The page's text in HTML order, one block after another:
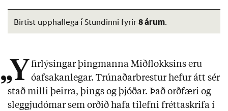
Birtist upphaflega í Stundinni fyrir 8 árum.
„Y firlýsingar þingmanna Miðflokksins eru
óafsakanlegar. Trúnaðarbrestur hefur átt sér
stað milli þeirra, þings og þjóðar. Það orðfæri og
sleggjudómar sem orðið hafa tilefni fréttaskrifa í